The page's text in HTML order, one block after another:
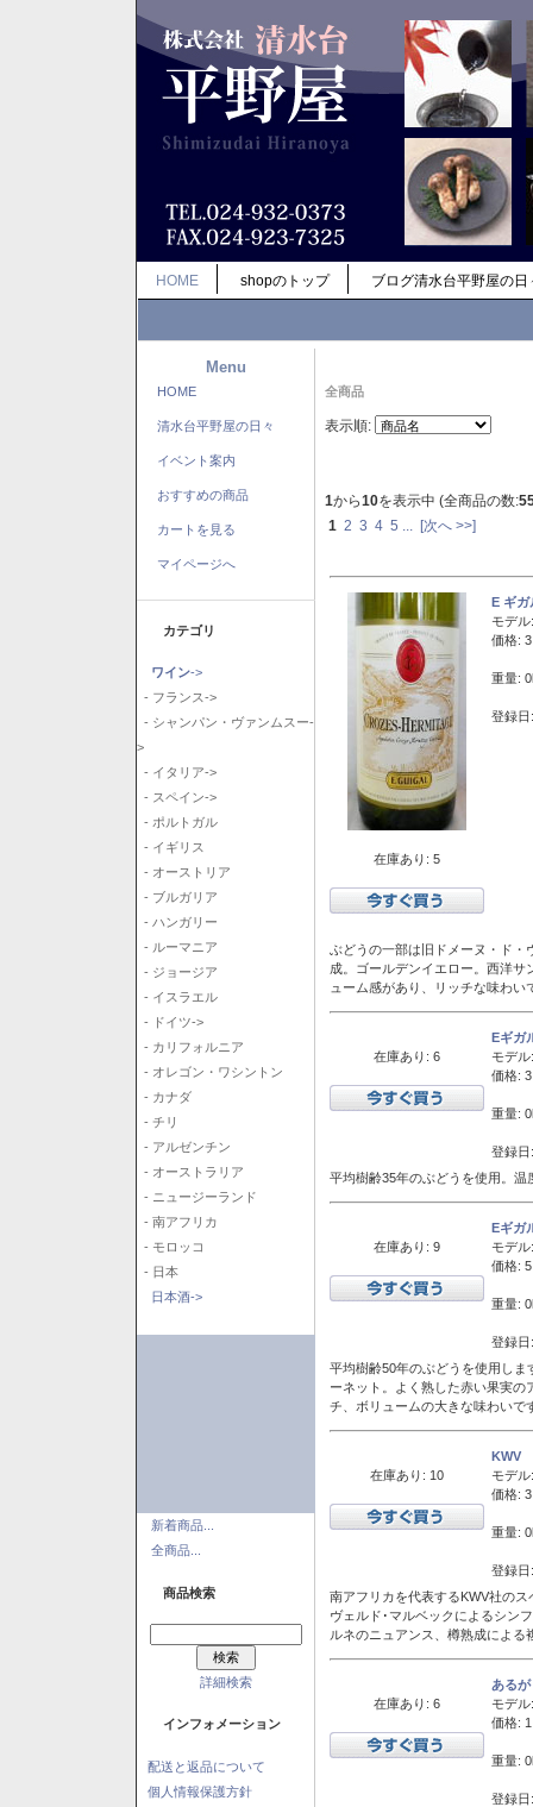
HOME shopのトップ ブログ清水台平野屋の日
Menu
HOME
清水台平野屋の日々
イベント案内
おすすめの商品
カートを見る
マイページへ
カテゴリ
ワイン->
- フランス->
- シャンパン・ヴァンムスー-
>
- イタリア->
- スペイン->
- ポルトガル
- イギリス
- オーストリア
- ブルガリア
- ハンガリー
- ルーマニア
- ジョージア
- イスラエル
- ドイツ->
- カリフォルニア
- オレゴン・ワシントン
- カナダ
- チリ
- アルゼンチン
- オーストラリア
- ニュージーランド
- 南アフリカ
- モロッコ
- 日本
日本酒->
新着商品...
全商品...
商品検索
詳細検索
インフォメーション
配送と返品について
個人情報保護方針
全商品
表示順:
1から10を表示中 (全商品の数:
1 2 3 4 5 [次へ >>]
在庫あり: 5
E ギ
モデル:
価格:
重量:
登録
ぶどうの一部は旧ドメーヌ・ド・
成。ゴールデンイエロー。西洋
ューム感があり、リッチな味わい
在庫あり: 6
Eギガ
モデル:
価格:
重量:
登録
平均樹齢35年のぶどうを使用。
在庫あり: 9
Eギガ
モデル:
価格:
重量:
登録
平均樹齢50年のぶどうを使用し
ーネット。よく熟した赤い果実
チ、ボリュームの大きな味わいで
在庫あり: 10
KWV
モデル:
価格:
重量:
登録
南アフリカを代表するKWV社の
ヴェルド･マルベックによるシン
ルネのニュアンス、樽熟成によ
在庫あり: 6
ある
モデル:
価格:
重量:
登録